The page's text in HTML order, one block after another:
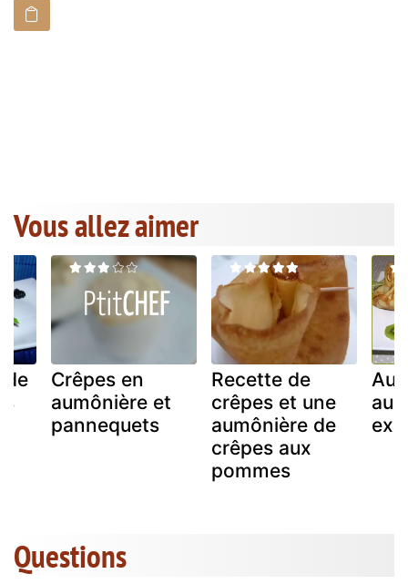
Vous allez aimer
de
Crêpes en
aumônière et
pannequets
Recette de
crêpes et une
aumônière de
crêpes aux
pommes
Questions